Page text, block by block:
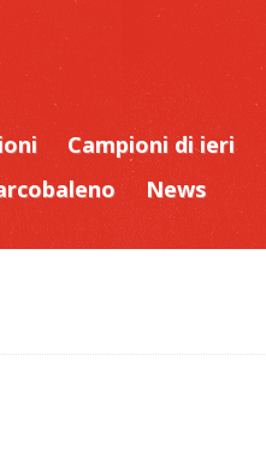
Campioni di ieri
News